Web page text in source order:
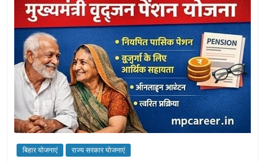
बिहार योजनाएं राज्य सरकार योजनाएं